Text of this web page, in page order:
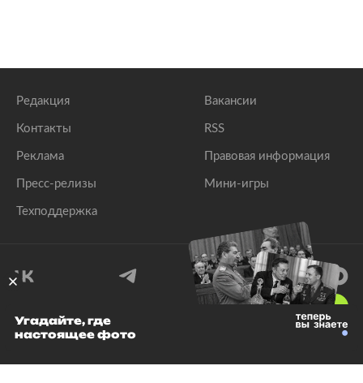
Редакция
Контакты
Реклама
Пресс-релизы
Техподдержка
Вакансии
RSS
Правовая информация
Мини-игры
© 1999–2026 Все права защищены.
Угадайте, где
настоящее фото